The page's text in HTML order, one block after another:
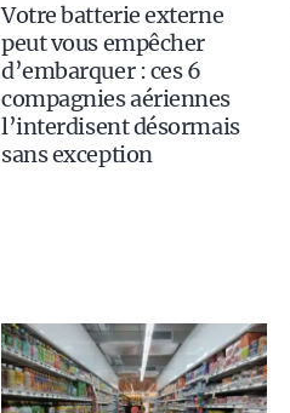
Votre batterie externe
peut vous empêcher
d’embarquer : ces 6
compagnies aériennes
l’interdisent désormais
sans exception